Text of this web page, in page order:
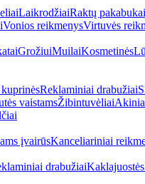
LaikrodžiaiRaktų pakabukai
Vonios reikmenysVirtuvės
GrožiuiMuilaiKosmetinės
Reklaminiai drabužiai
vaistamsŽibintuvėliai
įvairūsKanceliariniai
drabužiaiKaklajuostės